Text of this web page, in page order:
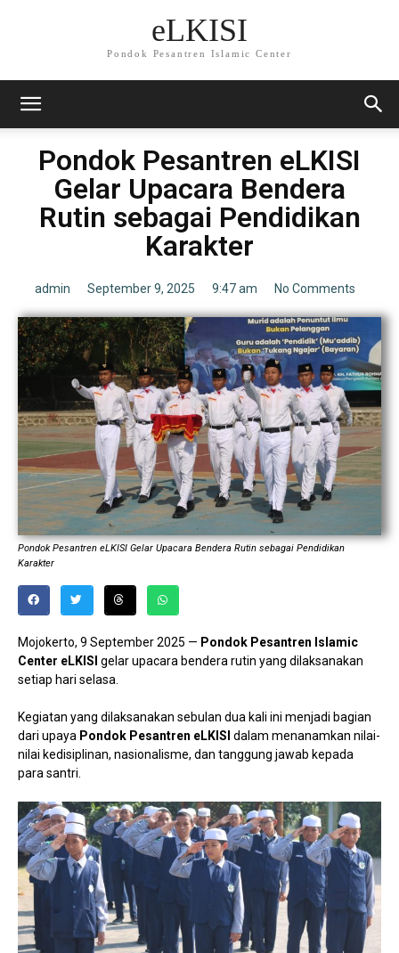
eLKISI
Pondok Pesantren Islamic Center
Pondok Pesantren eLKISI
Gelar Upacara Bendera
Rutin sebagai Pendidikan
Karakter
admin September 9, 2025 9:47 am No Comments
Pondok Pesantren eLKISI Gelar Upacara Bendera Rutin sebagai Pendidikan
Karakter
Mojokerto, 9 September 2025 — Pondok Pesantren Islamic
Center eLKISI gelar upacara bendera rutin yang dilaksanakan
setiap hari selasa.
Kegiatan yang dilaksanakan sebulan dua kali ini menjadi bagian
dari upaya Pondok Pesantren eLKISI dalam menanamkan nilai-
nilai kedisiplinan, nasionalisme, dan tanggung jawab kepada
para santri.